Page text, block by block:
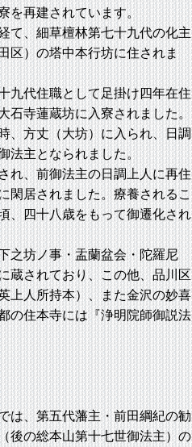
を再建されています。
、細草檀林第七十九代の化主
区）の塔中本行坊に住されま
代住職として足掛け四年在住
石寺蓮蔵坊に入寮されました。
方丈（大坊）に入られ、日調
法主となられました。
、前御法主の日調上人に再住
閑居されました。療養されるこ
、四十八歳をもって御遷化され
坊ノ事・盂蘭盆会・陀羅尼
蔵されており、この他、品川区
上人所持本）、また金沢の妙喜
の住本寺には『浄明院師御説法
、第五代藩主・前田綱紀の勧
後の総本山第十七世御法主）の